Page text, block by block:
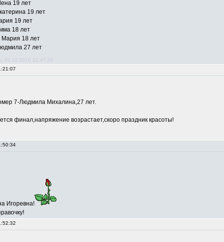
19 лет
19 лет
19 лет
18 лет
Мария 18 лет
27 лет
26.10.2010 21:47:36
7-Людмила Михалина,27 лет.
финал,напряжение возрастает,скоро праздник красоты!
Игоревна!